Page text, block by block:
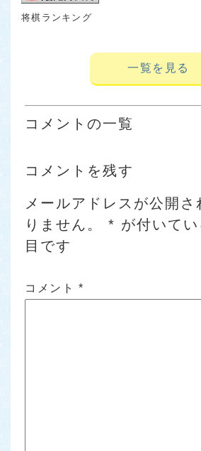
将棋ランキング
一覧を見る
コメントの一覧
コメントを残す
メールアドレスが公開さ
りません。
* が付いて
目です
コメント *